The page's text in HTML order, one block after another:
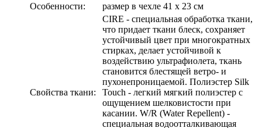
Особенности:
размер в чехле 41 х 23 см
Свойства ткани:
CIRE - специальная обработка ткани,
что придает ткани блеск, сохраняет
устойчивый цвет при многократных
стирках, делает устойчивой к
воздействию ультрафиолета, ткань
становится блестящей ветро- и
пухонепроницаемой. Полиэстер Silk
Touch - легкий мягкий полиэстер с
ощущением шелковистости при
касании. W/R (Water Repellent) -
специальная водоотталкивающая